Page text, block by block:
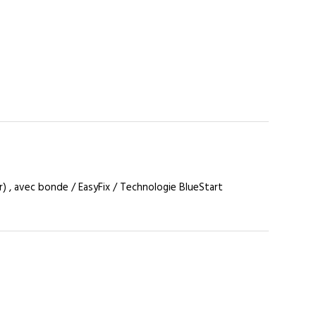
, avec bonde / EasyFix / Technologie BlueStart